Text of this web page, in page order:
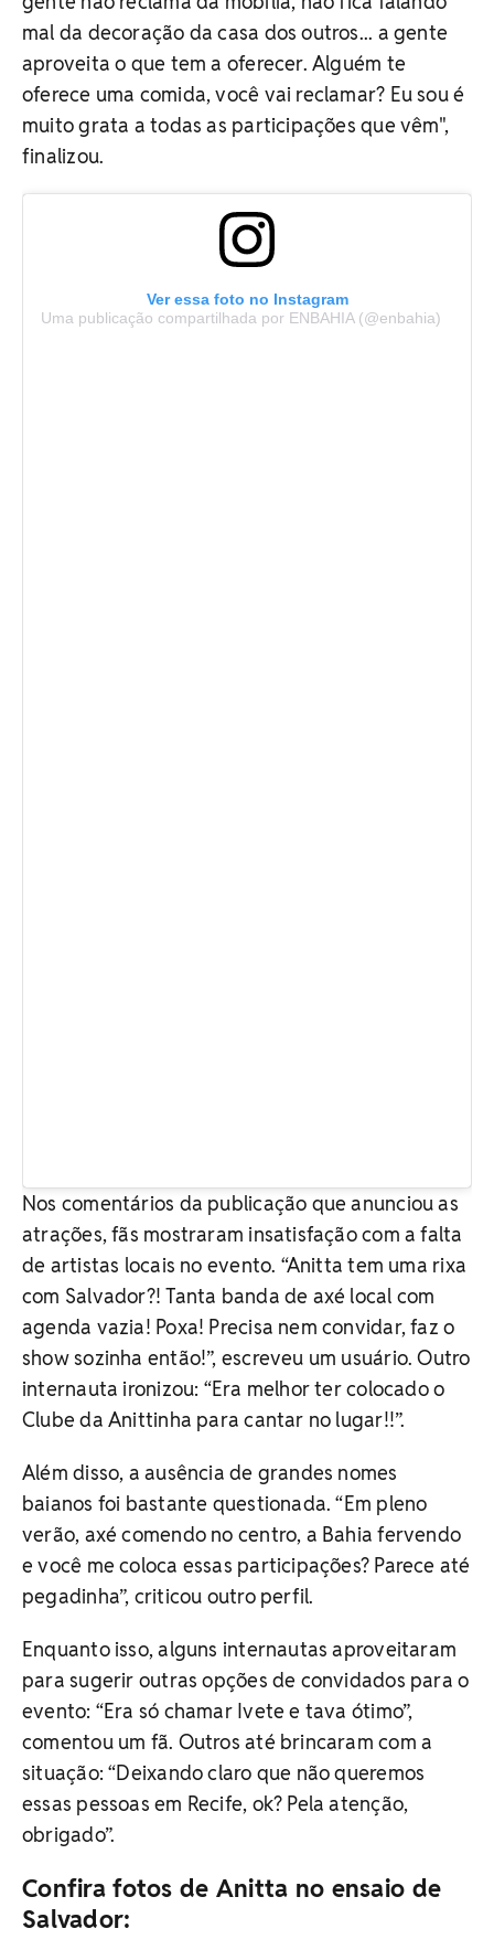
mal da decoração da casa dos outros... a gente
aproveita o que tem a oferecer. Alguém te
oferece uma comida, você vai reclamar? Eu sou é
muito grata a todas as participações que vêm",
finalizou.
Ver essa foto no Instagram
Uma publicação compartilhada por ENBAHIA (@enbahia)
Nos comentários da publicação que anunciou as
atrações, fãs mostraram insatisfação com a falta
de artistas locais no evento. “Anitta tem uma rixa
com Salvador?! Tanta banda de axé local com
agenda vazia! Poxa! Precisa nem convidar, faz o
show sozinha então!”, escreveu um usuário. Outro
internauta ironizou: “Era melhor ter colocado o
Clube da Anittinha para cantar no lugar!!”.
Além disso, a ausência de grandes nomes
baianos foi bastante questionada. “Em pleno
verão, axé comendo no centro, a Bahia fervendo
e você me coloca essas participações? Parece até
pegadinha”, criticou outro perfil.
Enquanto isso, alguns internautas aproveitaram
para sugerir outras opções de convidados para o
evento: “Era só chamar Ivete e tava ótimo”,
comentou um fã. Outros até brincaram com a
situação: “Deixando claro que não queremos
essas pessoas em Recife, ok? Pela atenção,
obrigado”.
Confira fotos de Anitta no ensaio de
Salvador: